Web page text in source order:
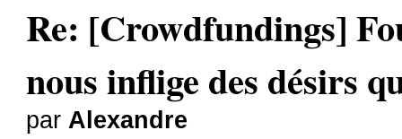
Re: [Crowdfundings]
nous inflige des désirs
parAlexandre